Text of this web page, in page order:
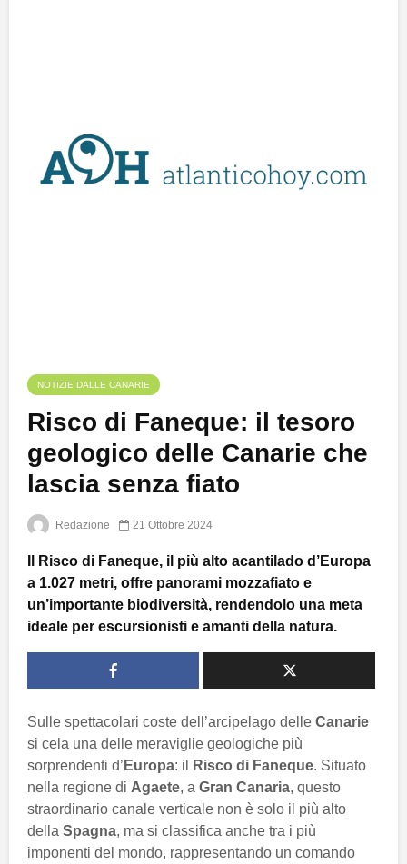
NOTIZIE DALLE CANARIE
Risco di Faneque: il tesoro
geologico delle Canarie che
lascia senza fiato
Redazione 21 Ottobre 2024
Il Risco di Faneque, il più alto acantilado d’Europa
a 1.027 metri, offre panorami mozzafiato e
un’importante biodiversità, rendendolo una meta
ideale per escursionisti e amanti della natura.
Sulle spettacolari coste dell’arcipelago delle Canarie
si cela una delle meraviglie geologiche più
sorprendenti d’ Europa: il Risco di Faneque. Situato
nella regione di Agaete, a Gran Canaria, questo
straordinario canale verticale non è solo il più alto
della Spagna, ma si classifica anche tra i più
imponenti del mondo, rappresentando un comando